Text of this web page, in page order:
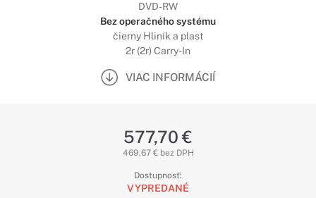
DVD-RW
Bez operačného systému
čierny Hliník a plast
2r (2r) Carry-In
VIAC INFORMÁCIÍ
577,70 €
469,67 € bez DPH
Dostupnosť:
VYPREDANÉ